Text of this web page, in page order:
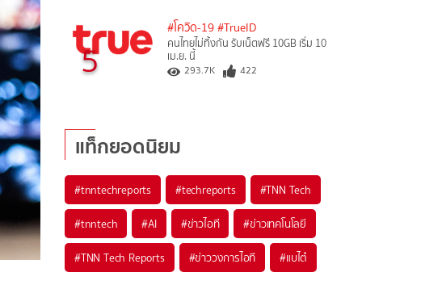
5
#โควิด-19 #TrueID
คนไทยไม่ทิ้งกัน รับเน็ตฟรี 10GB เริ่ม 10
เม.ย. นี้
293.7K 422
แท็กยอดนิยม
#tnntechreports #techreports #TNN Tech
#tnntech #AI #ข่าวไอที #ข่าวเทคโนโลยี
#TNN Tech Reports #ข่าววงการไอที #แบไต๋